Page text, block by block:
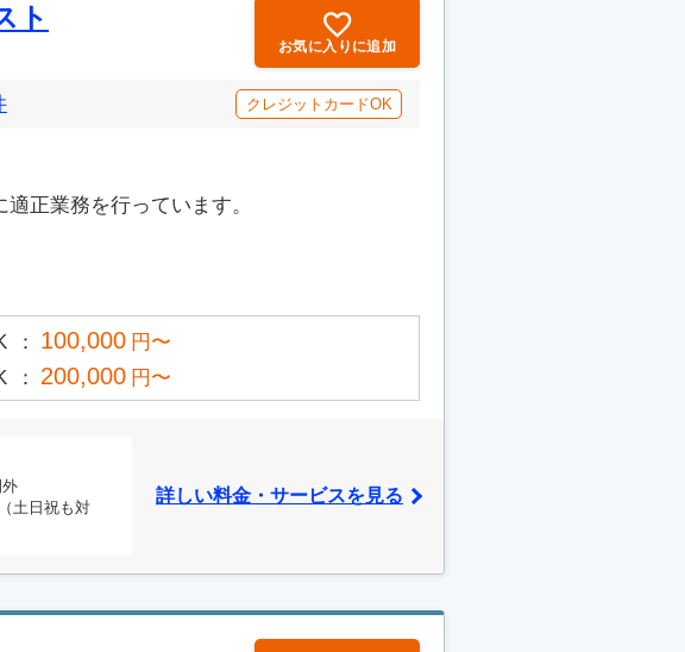
ト
お気に入りに追加
クレジットカードOK
正業務を行っています。
100,000 円〜
200,000 円〜
土日祝も対
詳しい料金・サービスを見る